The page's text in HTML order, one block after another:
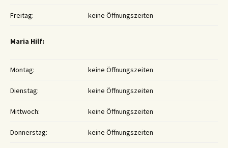
Freitag: keine Öffnungszeiten
Maria Hilf:
Montag: keine Öffnungszeiten
Dienstag: keine Öffnungszeiten
Mittwoch: keine Öffnungszeiten
Donnerstag: keine Öffnungszeiten